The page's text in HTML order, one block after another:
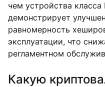
чем устройства
демонстрирует
равномерность
эксплуатации, что
регламентном
Какую